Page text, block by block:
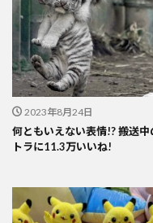
2023年8月24日
何ともいえない表情!? 搬送中
トラに11.3万いいね!